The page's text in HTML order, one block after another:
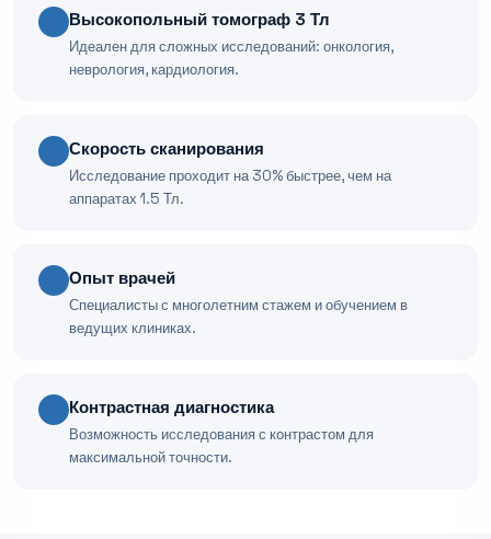
Высокопольный томограф 3 Тл
Идеален для сложных исследований: онкология,
неврология, кардиология.
Скорость сканирования
Исследование проходит на 30% быстрее, чем на
аппаратах 1.5 Тл.
Опыт врачей
Специалисты с многолетним стажем и обучением в
ведущих клиниках.
Контрастная диагностика
Возможность исследования с контрастом для
максимальной точности.